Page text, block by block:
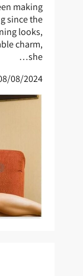
making
since the
looks,
charm,
she…
08/2024, 23:56